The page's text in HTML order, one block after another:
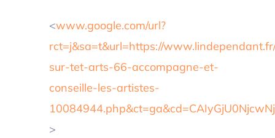
<www.google.com/url?
rct=j&sa=t&url=https://
sur-tet-arts-66-accompagne-et-
conseille-les-artistes-
>